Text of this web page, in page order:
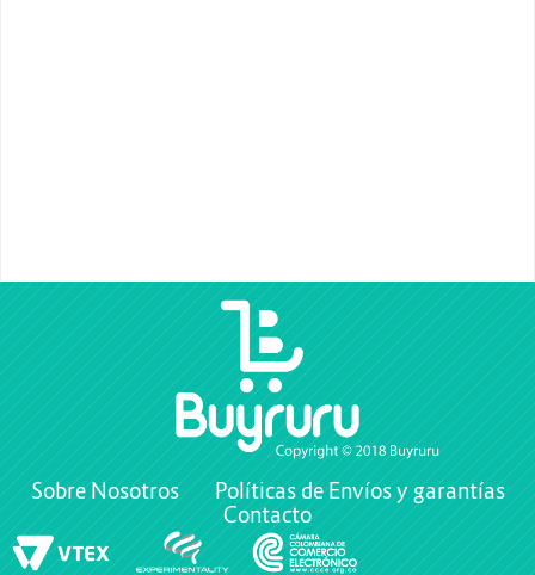
Sobre Nosotros
Políticas de Envíos y garantías
Contacto